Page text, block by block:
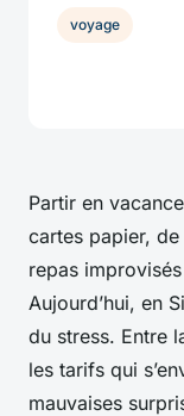
Partir en
cartes papier,
repas
Aujourd’hui, en
du stress. Entre
les tarifs qui
mauvaises
voyage